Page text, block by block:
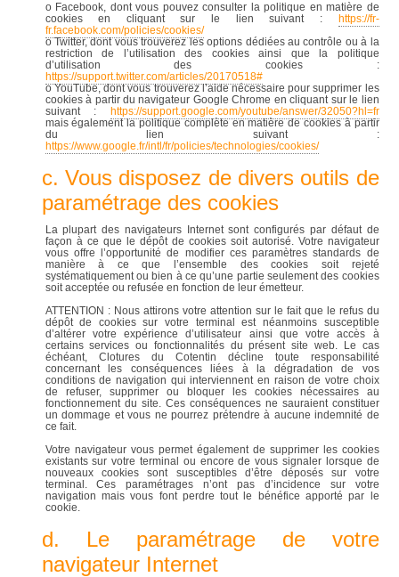
o Facebook, dont vous pouvez consulter la politique en matière de
cookies en cliquant sur le lien suivant :
https://fr-
fr.facebook.com/policies/cookies/
o Twitter, dont vous trouverez les options dédiées au contrôle ou à la
restriction de l’utilisation des cookies ainsi que la politique
d’utilisation des cookies :
https://support.twitter.com/articles/20170518#
o YouTube, dont vous trouverez l’aide nécessaire pour supprimer les
cookies à partir du navigateur Google Chrome en cliquant sur le lien
suivant :
https://support.google.com/youtube/answer/32050?hl=fr
mais également la politique complète en matière de cookies à partir
du lien suivant :
https://www.google.fr/intl/fr/policies/technologies/cookies/
c. Vous disposez de divers outils de
paramétrage des cookies
La plupart des navigateurs Internet sont configurés par défaut de
façon à ce que le dépôt de cookies soit autorisé. Votre navigateur
vous offre l’opportunité de modifier ces paramètres standards de
manière à ce que l’ensemble des cookies soit rejeté
systématiquement ou bien à ce qu’une partie seulement des cookies
soit acceptée ou refusée en fonction de leur émetteur.
ATTENTION : Nous attirons votre attention sur le fait que le refus du
dépôt de cookies sur votre terminal est néanmoins susceptible
d’altérer votre expérience d’utilisateur ainsi que votre accès à
certains services ou fonctionnalités du présent site web. Le cas
échéant, Clotures du Cotentin décline toute responsabilité
concernant les conséquences liées à la dégradation de vos
conditions de navigation qui interviennent en raison de votre choix
de refuser, supprimer ou bloquer les cookies nécessaires au
fonctionnement du site. Ces conséquences ne sauraient constituer
un dommage et vous ne pourrez prétendre à aucune indemnité de
ce fait.
Votre navigateur vous permet également de supprimer les cookies
existants sur votre terminal ou encore de vous signaler lorsque de
nouveaux cookies sont susceptibles d’être déposés sur votre
terminal. Ces paramétrages n’ont pas d’incidence sur votre
navigation mais vous font perdre tout le bénéfice apporté par le
cookie.
d. Le paramétrage de votre
navigateur Internet